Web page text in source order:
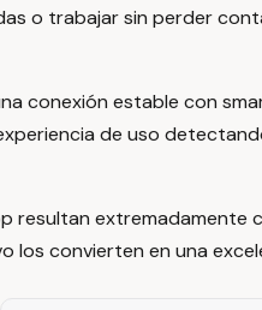
o trabajar sin perder
conexión estable con
de uso
resultan extremadamente
los convierten en una